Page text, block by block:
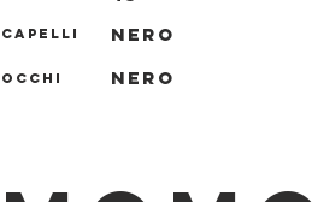
CAPELLI
OCCHI
NERO
NERO